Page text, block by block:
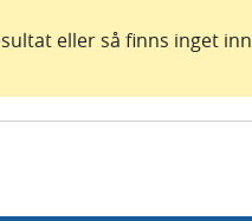
eller så finns inget